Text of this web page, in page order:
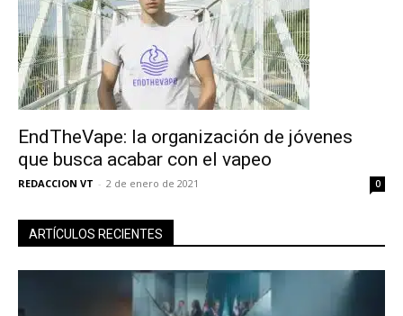
EndTheVape: la organización de jóvenes
que busca acabar con el vapeo
REDACCION VT - 2 de enero de 2021 0
ARTÍCULOS RECIENTES